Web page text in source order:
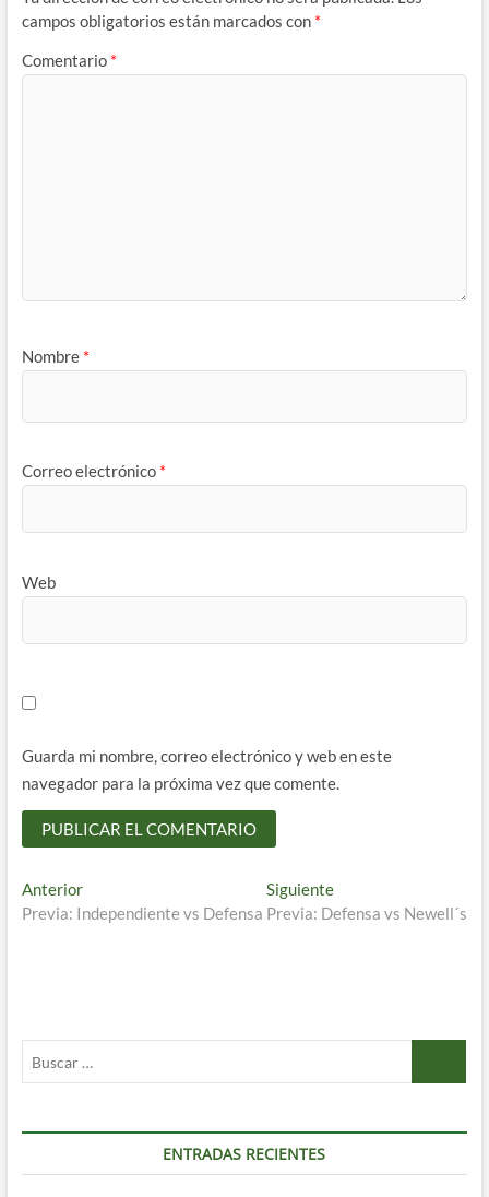
campos obligatorios están marcados con *
Comentario *
Nombre *
Correo electrónico *
Web
Guarda mi nombre, correo electrónico y web en este
navegador para la próxima vez que comente.
Navegación
de
AnteriorEntrada
anterior:
Previa: Independiente vs Defensa
SiguienteEntrada
siguiente:
Previa: Defensa vs Newell´s
ENTRADAS RECIENTES